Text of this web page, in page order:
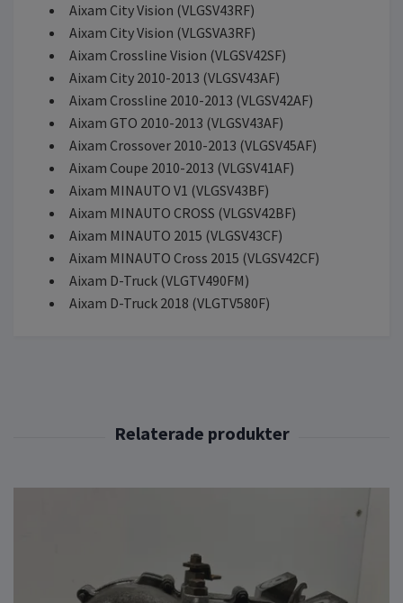
Aixam City Vision (VLGSV43RF)
Aixam City Vision (VLGSVA3RF)
Aixam Crossline Vision (VLGSV42SF)
Aixam City 2010-2013 (VLGSV43AF)
Aixam Crossline 2010-2013 (VLGSV42AF)
Aixam GTO 2010-2013 (VLGSV43AF)
Aixam Crossover 2010-2013 (VLGSV45AF)
Aixam Coupe 2010-2013 (VLGSV41AF)
Aixam MINAUTO V1 (VLGSV43BF)
Aixam MINAUTO CROSS (VLGSV42BF)
Aixam MINAUTO 2015 (VLGSV43CF)
Aixam MINAUTO Cross 2015 (VLGSV42CF)
Aixam D-Truck (VLGTV490FM)
Aixam D-Truck 2018 (VLGTV580F)